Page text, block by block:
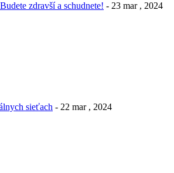
zdravší a schudnete! - 23 mar , 2024
sieťach - 22 mar , 2024